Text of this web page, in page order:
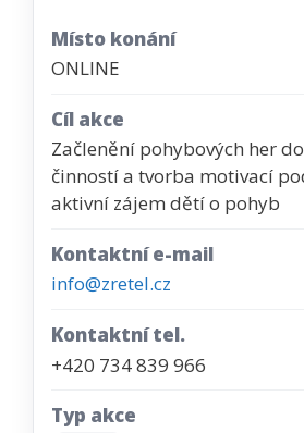
Místo konání
ONLINE
Cíl akce
Začlenění pohybových her
činností a tvorba motivací
aktivní zájem dětí o pohyb
Kontaktní e-mail
info@zretel.cz
Kontaktní tel.
+420 734 839 966
Typ akce